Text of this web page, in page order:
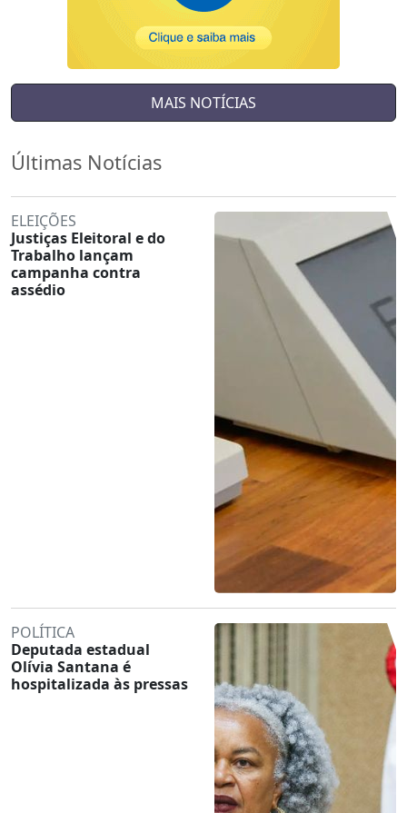
MAIS NOTÍCIAS
Últimas Notícias
ELEIÇÕES
Justiças Eleitoral e do
Trabalho lançam
campanha contra
assédio
POLÍTICA
Deputada estadual
Olívia Santana é
hospitalizada às pressas